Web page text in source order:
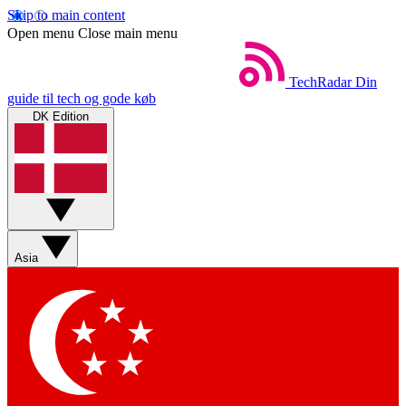
Skip to main content
Open menu Close main menu
TechRadar Din
guide til tech og gode køb
DK Edition
Asia